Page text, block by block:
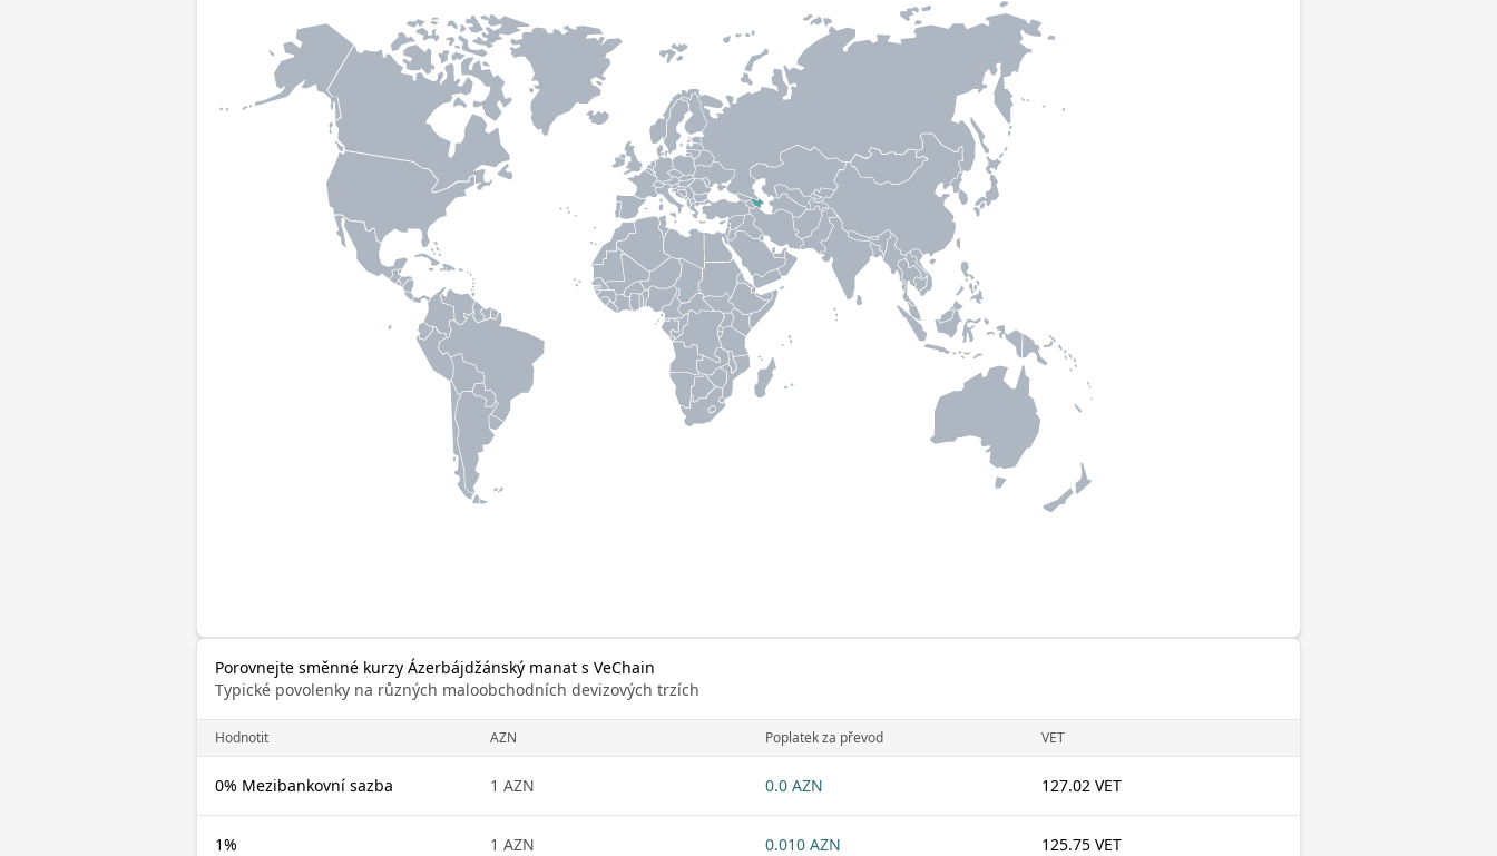
Porovnejte směnné kurzy Ázerbájdžánský manat s VeChain
Typické povolenky na různých maloobchodních devizových trzích
Hodnotit AZN Poplatek za převod VET
0% Mezibankovní sazba 1 AZN 0.0 AZN 127.02 VET
1% 1 AZN 0.010 AZN 125.75 VET